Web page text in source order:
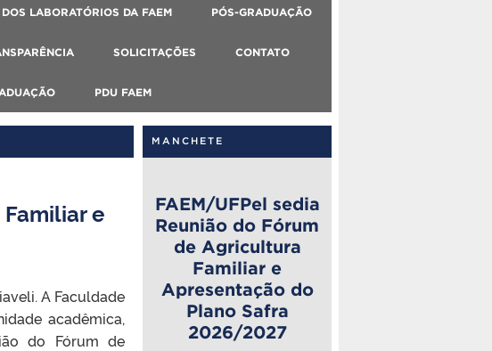
LABORATÓRIOS DA FAEM PÓS-GRADUAÇÃO
SOLICITAÇÕES CONTATO
PDU FAEM
e
A Faculdade
acadêmica,
do Fórum de
MANCHETE
FAEM/UFPel sedia
Reunião do Fórum
de Agricultura
Familiar e
Apresentação do
Plano Safra
2026/2027